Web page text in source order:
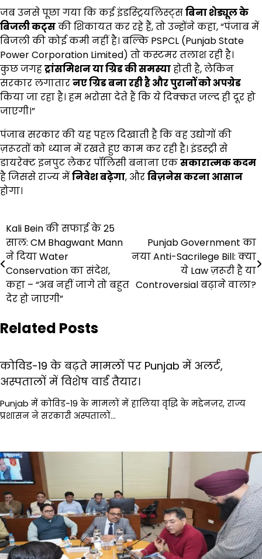
जब उनसे पूछा गया कि कई इंडस्ट्रियलिस्ट्सबिना शेड्यूल के
बिजली कट्सकी शिकायत कर रहे हैं, तो उन्होंने कहा, “पंजाब में
बिजली की कोई कमी नहीं है। बल्कि PSPCL (Punjab State
Power Corporation Limited) तो कस्टमर तलाश रही है।
कुछ जगहट्रांसमिशन या ग्रिड की समस्याहोती है, लेकिन
सरकार लगातारनए ग्रिड बना रही है और पुरानों को अपग्रेड
किया जा रहा है। हम भरोसा देते हैं कि ये दिक्कत जल्द ही दूर हो
जाएगी।”
पंजाब सरकार की यह पहल दिखाती है कि वह उद्योगों की
ज़रूरतों को ध्यान में रखते हुए काम कर रही है। इंडस्ट्री से
डायरेक्ट इनपुट लेकर पॉलिसी बनाना एकसकारात्मक कदम
है जिससे राज्य मेंनिवेश बढ़ेगा, औरबिज़नेस करना आसान
होगा।
Post
navigation
Kali Bein की सफाई के 25
साल: CM Bhagwant Mann
ने दिया Water
Conservation का संदेश,
कहा – “अब नहीं जागे तो बहुत
देर हो जाएगी”
Punjab Government का
नया Anti-Sacrilege Bill: क्या
ये Law ज़रूरी है या
Controversial बढ़ाने वाला?
Related Posts
कोविड-19 के बढ़ते मामलों पर Punjab में अलर्ट,
अस्पतालों में विशेष वार्ड तैयार।
Punjab में कोविड-19 के मामलों में हालिया वृद्धि के मद्देनज़र, राज्य
प्रशासन ने सरकारी अस्पतालों…